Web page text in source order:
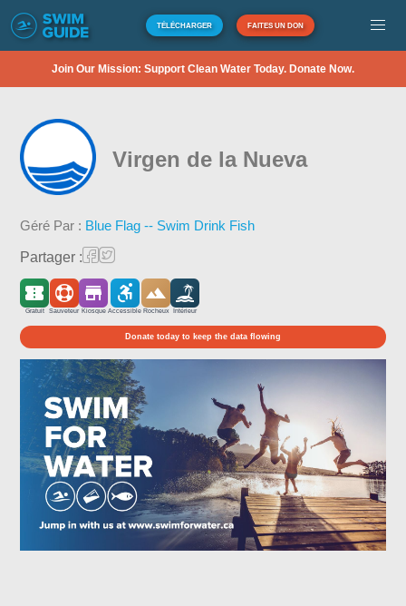
TÉLÉCHARGER FAITES UN DON
Join Our Mission: Support Clean Water Today. Donate Now.
Virgen de la Nueva
Géré Par : Blue Flag -- Swim Drink Fish
Partager :
Gratuit Sauveteur Kiosque Accessible Rocheux Intérieur
Donate today to keep the data flowing